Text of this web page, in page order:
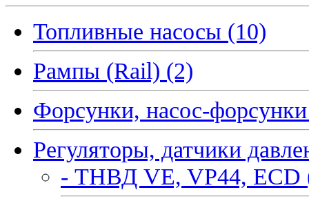
Топливные насосы (10)
Рампы (Rail) (2)
Форсунки, насос-
Регуляторы, датчики
- ТНВД VE, VP44, ECD